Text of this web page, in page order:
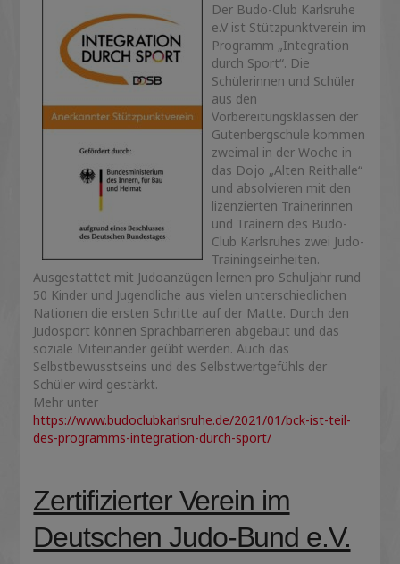
Der Budo-Club Karlsruhe
e.V ist Stützpunktverein im
Programm „Integration
durch Sport“. Die
Schülerinnen und Schüler
aus den
Vorbereitungsklassen der
Gutenbergschule kommen
zweimal in der Woche in
das Dojo „Alten Reithalle“
und absolvieren mit den
lizenzierten Trainerinnen
und Trainern des Budo-
Club Karlsruhes zwei Judo-
Trainingseinheiten.
Ausgestattet mit Judoanzügen lernen pro Schuljahr rund
50 Kinder und Jugendliche aus vielen unterschiedlichen
Nationen die ersten Schritte auf der Matte. Durch den
Judosport können Sprachbarrieren abgebaut und das
soziale Miteinander geübt werden. Auch das
Selbstbewusstseins und des Selbstwertgefühls der
Schüler wird gestärkt.
Mehr unter
https://www.budoclubkarlsruhe.de/2021/01/bck-ist-teil-
des-programms-integration-durch-sport/
Zertifizierter Verein im
Deutschen Judo-Bund e.V.